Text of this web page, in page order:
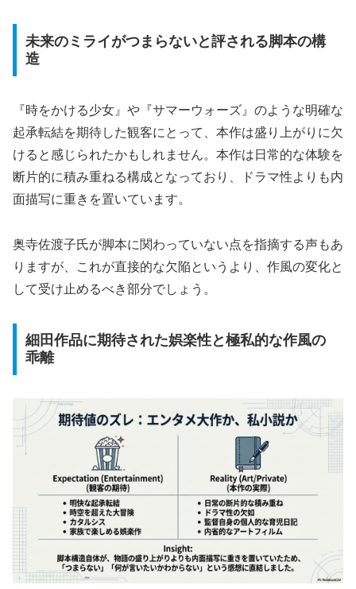
未来のミライがつまらないと評される脚本の構
造
『時をかける少女』や『サマーウォーズ』のような明確な
起承転結を期待した観客にとって、本作は盛り上がりに欠
けると感じられたかもしれません。本作は日常的な体験を
断片的に積み重ねる構成となっており、ドラマ性よりも内
面描写に重きを置いています。
奥寺佐渡子氏が脚本に関わっていない点を指摘する声もあ
りますが、これが直接的な欠陥というより、作風の変化と
して受け止めるべき部分でしょう。
細田作品に期待された娯楽性と極私的な作風の
乖離